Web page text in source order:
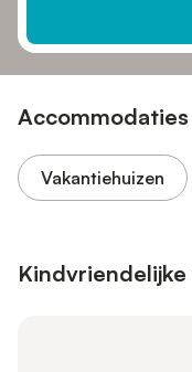
Vakantiehuizen